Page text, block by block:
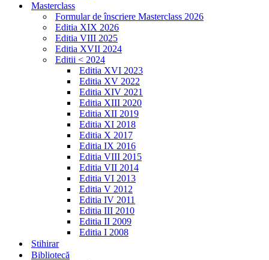
Masterclass
Formular de înscriere Masterclass 2026
Editia XIX 2026
Editia VIII 2025
Editia XVII 2024
Editii < 2024
Editia XVI 2023
Editia XV 2022
Editia XIV 2021
Editia XIII 2020
Editia XII 2019
Editia XI 2018
Editia X 2017
Editia IX 2016
Editia VIII 2015
Editia VII 2014
Editia VI 2013
Editia V 2012
Editia IV 2011
Editia III 2010
Editia II 2009
Editia I 2008
Stihirar
Bibliotecă